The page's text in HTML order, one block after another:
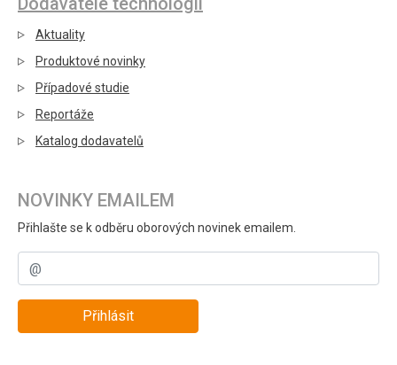
Aktuality
Produktové novinky
Případové studie
Reportáže
Katalog dodavatelů
NOVINKY EMAILEM
Přihlašte se k odběru oborových novinek emailem.
Přihlásit